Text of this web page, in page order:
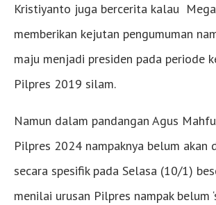
Kristiyanto juga bercerita kalau
memberikan kejutan pengumuman
maju menjadi presiden pada periode
Pilpres 2019 silam.
Namun dalam pandangan Agus
Pilpres 2024 nampaknya belum akan
secara spesifik pada Selasa (10/1)
menilai urusan Pilpres nampak belum